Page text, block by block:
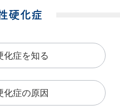
硬化症
化症を知る
化症の原因